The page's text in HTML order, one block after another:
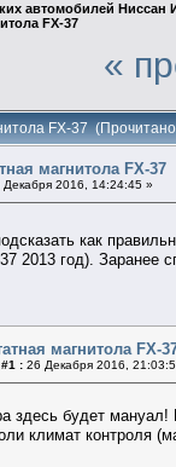
автомобилей
FX-37
«
FX-37
магнитола FX-37
Декабря 2016, 14:24:45 »
как
2013 год). Заранее
магнитола FX-
: 26 Декабря 2016,
здесь будет
климат контроля